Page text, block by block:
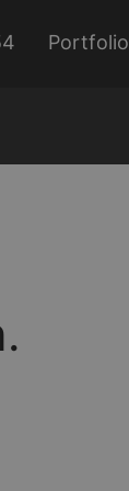
Portfolio